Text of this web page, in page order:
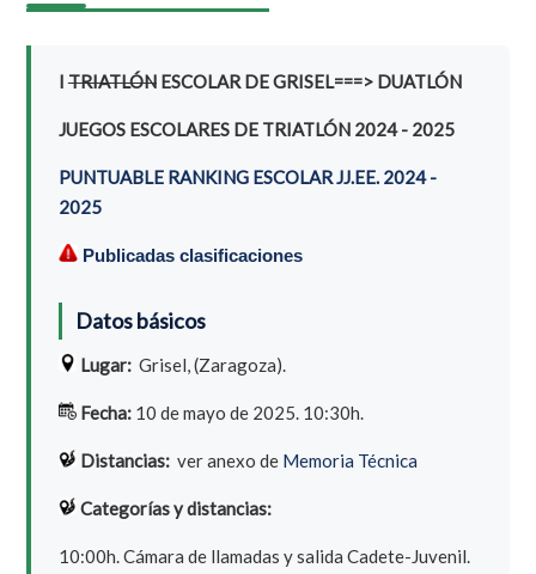
ITRIATLÓNESCOLAR DE GRISEL===> DUATLÓN
JUEGOS ESCOLARES DE TRIATLÓN 2024 - 2025
PUNTUABLE RANKING ESCOLAR JJ.EE. 2024 -
2025
Publicadas clasificaciones
Datos básicos
Lugar:Grisel, (Zaragoza).
Fecha:10 de mayo de 2025. 10:30h.
Distancias: ver anexo de Memoria Técnica
Categorías y distancias:
10:00h. Cámara de llamadas y salida Cadete-Juvenil.